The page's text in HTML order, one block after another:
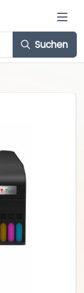
Suchen